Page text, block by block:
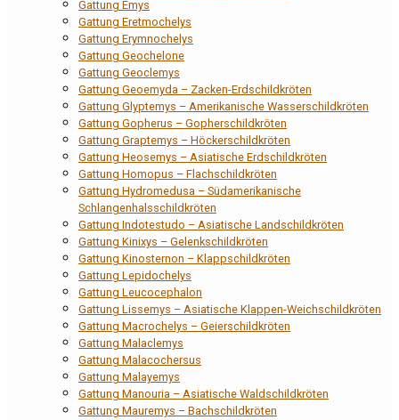
Gattung Emys
Gattung Eretmochelys
Gattung Erymnochelys
Gattung Geochelone
Gattung Geoclemys
Gattung Geoemyda – Zacken-Erdschildkröten
Gattung Glyptemys – Amerikanische Wasserschildkröten
Gattung Gopherus – Gopherschildkröten
Gattung Graptemys – Höckerschildkröten
Gattung Heosemys – Asiatische Erdschildkröten
Gattung Homopus – Flachschildkröten
Gattung Hydromedusa – Südamerikanische
Schlangenhalsschildkröten
Gattung Indotestudo – Asiatische Landschildkröten
Gattung Kinixys – Gelenkschildkröten
Gattung Kinosternon – Klappschildkröten
Gattung Lepidochelys
Gattung Leucocephalon
Gattung Lissemys – Asiatische Klappen-Weichschildkröten
Gattung Macrochelys – Geierschildkröten
Gattung Malaclemys
Gattung Malacochersus
Gattung Malayemys
Gattung Manouria – Asiatische Waldschildkröten
Gattung Mauremys – Bachschildkröten